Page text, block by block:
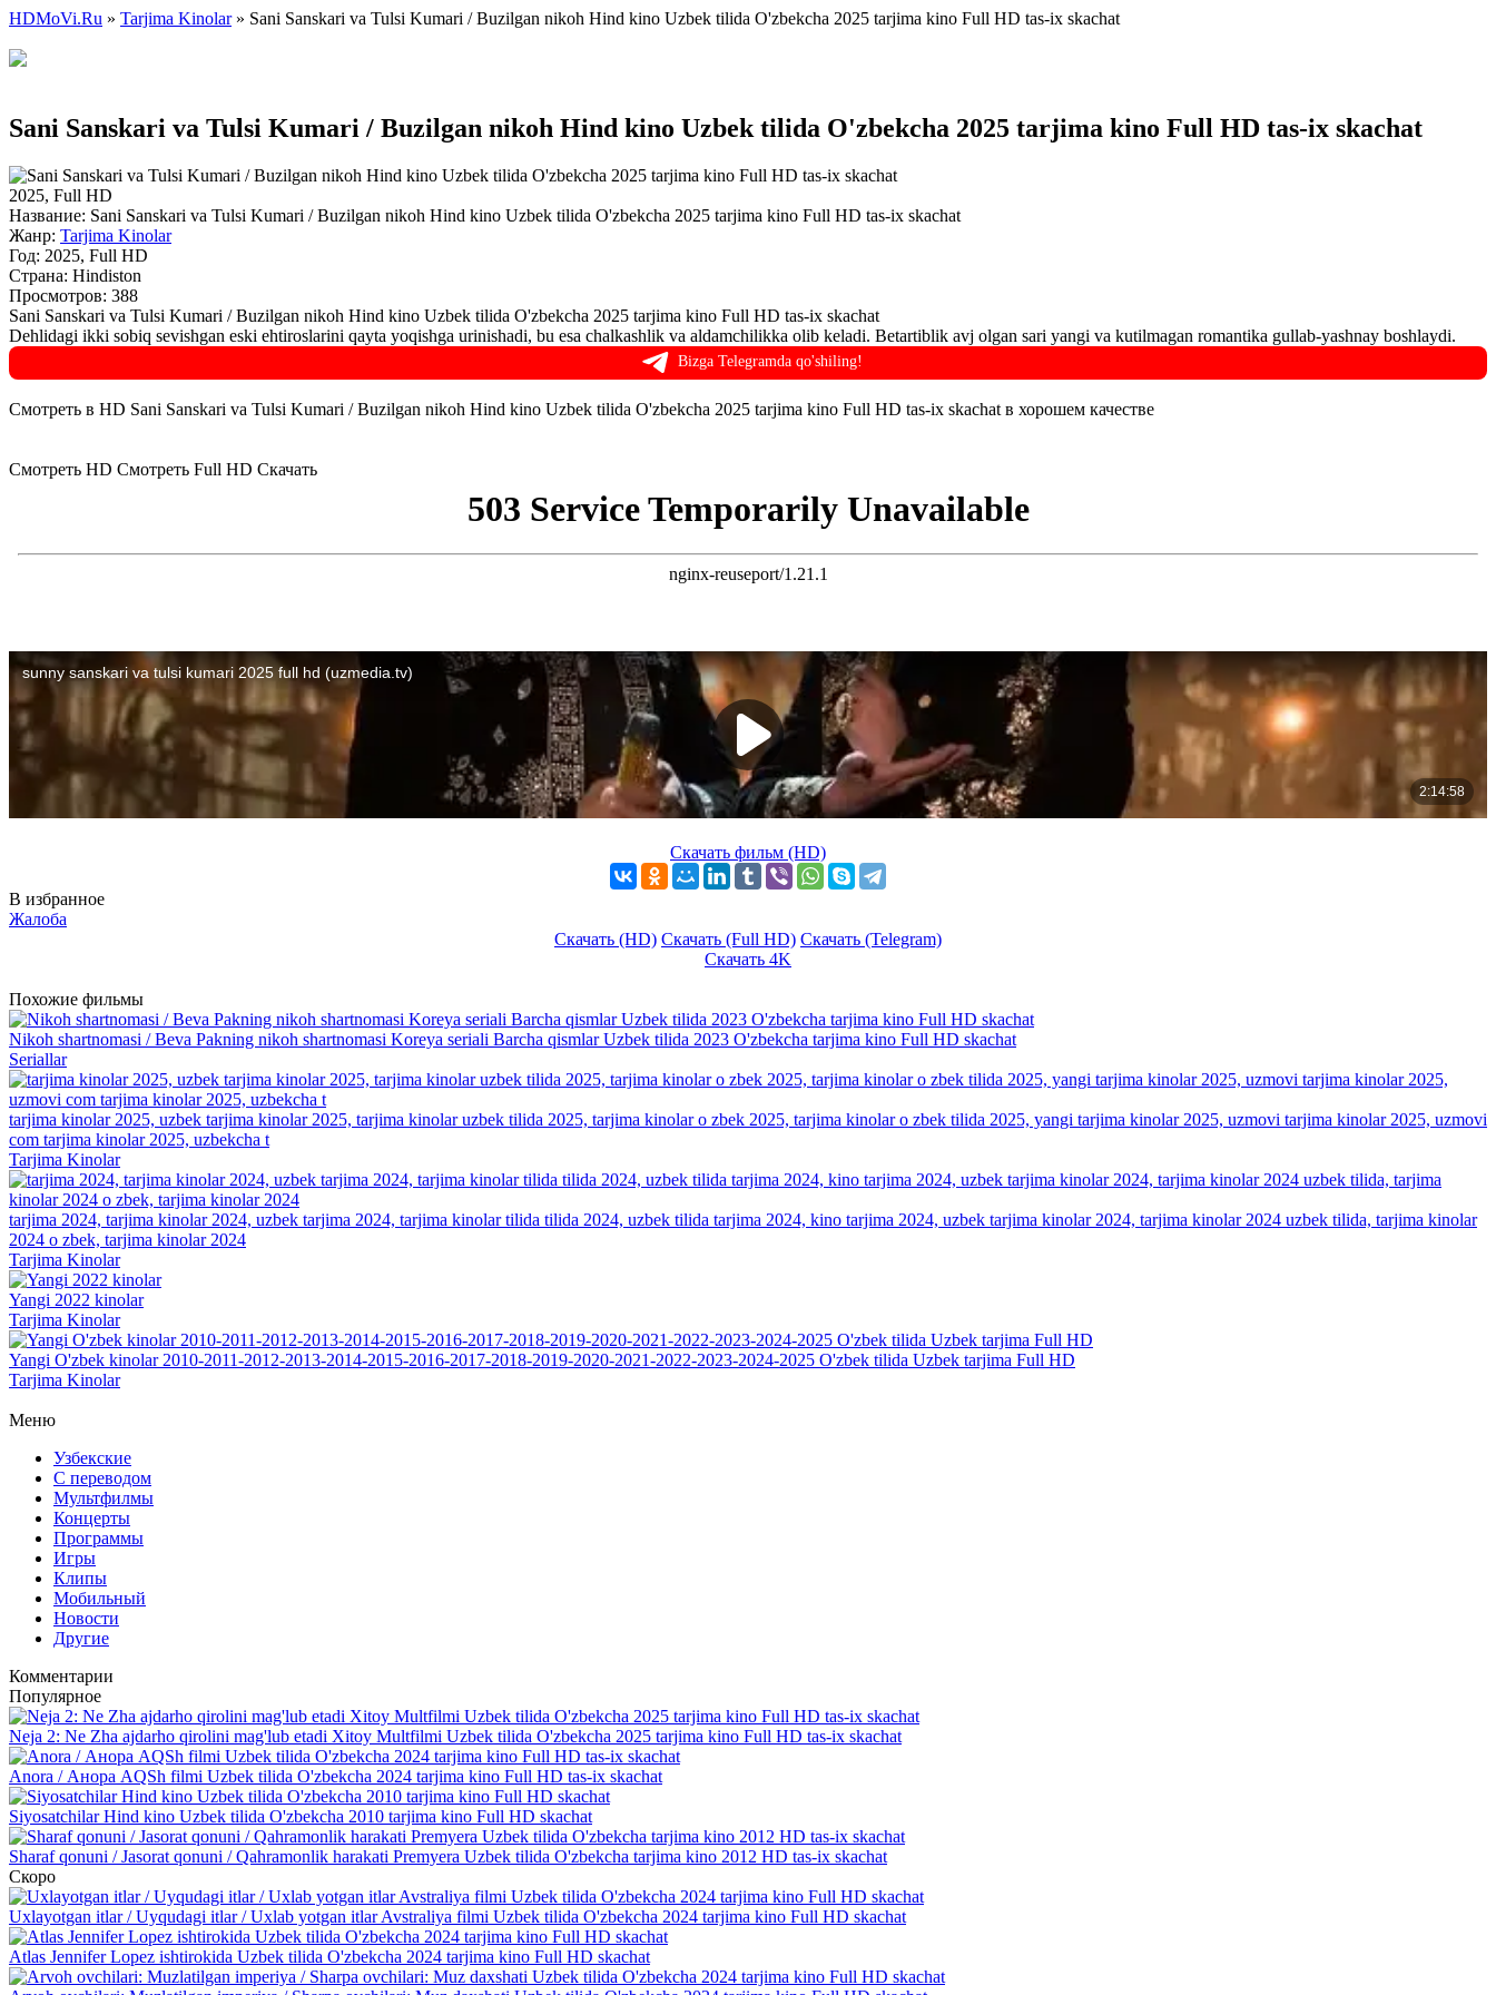
HDMoVi.Ru » Tarjima Kinolar» Sani Sanskari va Tulsi Kumari / Buzilgan nikoh Hind kino Uzbek tilida O'zbekcha 2025 tarjima kino Full HD tas-ix skachat
Sani Sanskari va Tulsi Kumari / Buzilgan nikoh Hind kino Uzbek tilida O'zbekcha 2025 tarjima kino Full HD tas-ix skachat
2025, Full HD
Название: Sani Sanskari va Tulsi Kumari / Buzilgan nikoh Hind kino Uzbek tilida O'zbekcha 2025 tarjima kino Full HD tas-ix skachat
Жанр: Tarjima Kinolar
Год: 2025, Full HD
Страна: Hindiston
Просмотров: 388
Sani Sanskari va Tulsi Kumari / Buzilgan nikoh Hind kino Uzbek tilida O'zbekcha 2025 tarjima kino Full HD tas-ix skachat
Dehlidagi ikki sobiq sevishgan eski ehtiroslarini qayta yoqishga urinishadi, bu esa chalkashlik va aldamchilikka olib keladi. Betartiblik avj olgan sari yangi va kutilmagan romantika gullab-yashnay boshlaydi.
Bizga Telegramda qo'shiling!
Смотреть в HD Sani Sanskari va Tulsi Kumari / Buzilgan nikoh Hind kino Uzbek tilida O'zbekcha 2025 tarjima kino Full HD tas-ix skachat в хорошем качестве
Смотреть HD Смотреть Full HD Скачать
Скачать фильм (HD)
В избранное
Жалоба
Скачать (HD) Скачать (Full HD) Скачать (Telegram)
Скачать 4K
Похожие фильмы
Nikoh shartnomasi / Beva Pakning nikoh shartnomasi Koreya seriali Barcha qismlar Uzbek tilida 2023 O'zbekcha tarjima kino Full HD skachat
Seriallar
tarjima kinolar 2025, uzbek tarjima kinolar 2025, tarjima kinolar uzbek tilida 2025, tarjima kinolar o zbek 2025, tarjima kinolar o zbek tilida 2025, yangi tarjima kinolar 2025, uzmovi tarjima kinolar 2025, uzmovi
com tarjima kinolar 2025, uzbekcha t
Tarjima Kinolar
tarjima 2024, tarjima kinolar 2024, uzbek tarjima 2024, tarjima kinolar tilida tilida 2024, uzbek tilida tarjima 2024, kino tarjima 2024, uzbek tarjima kinolar 2024, tarjima kinolar 2024 uzbek tilida, tarjima kinolar
2024 o zbek, tarjima kinolar 2024
Tarjima Kinolar
Yangi 2022 kinolar
Tarjima Kinolar
Yangi O'zbek kinolar 2010-2011-2012-2013-2014-2015-2016-2017-2018-2019-2020-2021-2022-2023-2024-2025 O'zbek tilida Uzbek tarjima Full HD
Tarjima Kinolar
Меню
Узбекские
С переводом
Мультфилмы
Концерты
Программы
Игры
Клипы
Мобильный
Новости
Другие
Комментарии
Популярное
Neja 2: Ne Zha ajdarho qirolini mag'lub etadi Xitoy Multfilmi Uzbek tilida O'zbekcha 2025 tarjima kino Full HD tas-ix skachat
Anora / Анора AQSh filmi Uzbek tilida O'zbekcha 2024 tarjima kino Full HD tas-ix skachat
Siyosatchilar Hind kino Uzbek tilida O'zbekcha 2010 tarjima kino Full HD skachat
Sharaf qonuni / Jasorat qonuni / Qahramonlik harakati Premyera Uzbek tilida O'zbekcha tarjima kino 2012 HD tas-ix skachat
Скоро
Uxlayotgan itlar / Uyqudagi itlar / Uxlab yotgan itlar Avstraliya filmi Uzbek tilida O'zbekcha 2024 tarjima kino Full HD skachat
Atlas Jennifer Lopez ishtirokida Uzbek tilida O'zbekcha 2024 tarjima kino Full HD skachat